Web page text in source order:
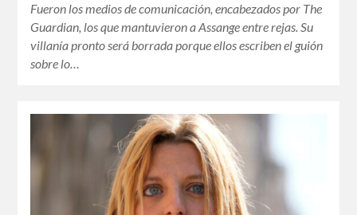
Fueron los medios de comunicación, encabezados por The
Guardian, los que mantuvieron a Assange entre rejas. Su
villanía pronto será borrada porque ellos escriben el guión
sobre lo…